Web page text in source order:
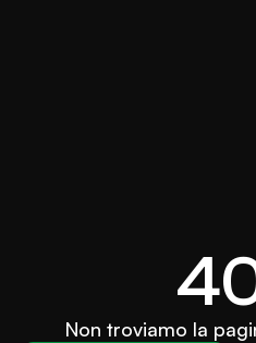
Non troviamo la